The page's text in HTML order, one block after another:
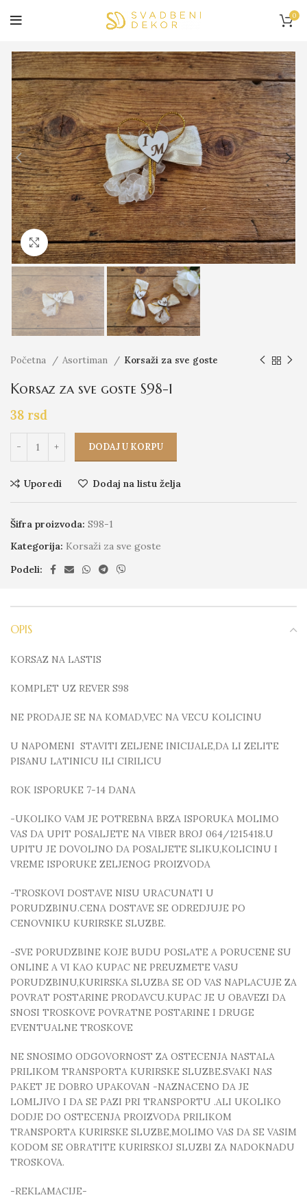
0
Click to enlarge
Početna Asortiman Korsaži za sve goste
Korsaz za sve goste S98-1
38 rsd
DODAJ U KORPU
Uporedi Dodaj na listu želja
Šifra proizvoda: S98-1
Kategorija: Korsaži za sve goste
Podeli:
OPIS
KORSAZ NA LASTIS
KOMPLET UZ REVER S98
NE PRODAJE SE NA KOMAD,VEC NA VECU KOLICINU
U NAPOMENI STAVITI ZELJENE INICIJALE,DA LI ZELITE
PISANU LATINICU ILI CIRILICU
ROK ISPORUKE 7-14 DANA
-UKOLIKO VAM JE POTREBNA BRZA ISPORUKA MOLIMO
VAS DA UPIT POSALJETE NA VIBER BROJ 064/1215418.U
UPITU JE DOVOLJNO DA POSALJETE SLIKU,KOLICINU I
VREME ISPORUKE ZELJENOG PROIZVODA
-TROSKOVI DOSTAVE NISU URACUNATI U
PORUDZBINU.CENA DOSTAVE SE ODREDJUJE PO
CENOVNIKU KURIRSKE SLUZBE.
-SVE PORUDZBINE KOJE BUDU POSLATE A PORUCENE SU
ONLINE A VI KAO KUPAC NE PREUZMETE VASU
PORUDZBINU,KURIRSKA SLUZBA SE OD VAS NAPLACUJE ZA
POVRAT POSTARINE PRODAVCU.KUPAC JE U OBAVEZI DA
SNOSI TROSKOVE POVRATNE POSTARINE I DRUGE
EVENTUALNE TROSKOVE
NE SNOSIMO ODGOVORNOST ZA OSTECENJA NASTALA
PRILIKOM TRANSPORTA KURIRSKE SLUZBE.SVAKI NAS
PAKET JE DOBRO UPAKOVAN -NAZNACENO DA JE
LOMLJIVO I DA SE PAZI PRI TRANSPORTU .ALI UKOLIKO
DODJE DO OSTECENJA PROIZVODA PRILIKOM
TRANSPORTA KURIRSKE SLUZBE,MOLIMO VAS DA SE VASIM
KODOM SE OBRATITE KURIRSKOJ SLUZBI ZA NADOKNADU
TROSKOVA.
-REKLAMACIJE-